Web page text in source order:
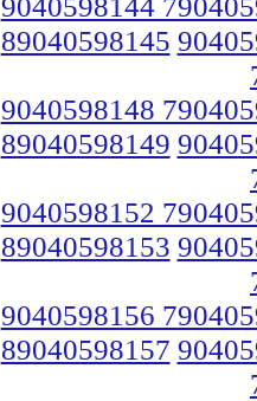
89040598145
9040598148
89040598149
9040598152
89040598153
9040598156
89040598157